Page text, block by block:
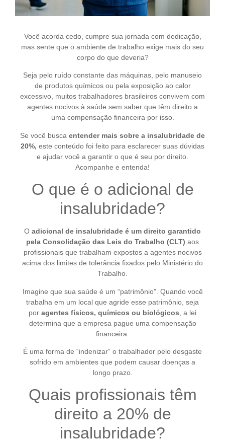
Você acorda cedo, cumpre sua jornada com dedicação,
mas sente que o ambiente de trabalho exige mais do seu
corpo do que deveria?
Seja pelo ruído constante das máquinas, pelo manuseio
de produtos químicos ou pela exposição ao calor
excessivo, muitos trabalhadores brasileiros convivem com
agentes nocivos à saúde sem saber que têm direito a
uma compensação financeira por isso.
Se você busca entender mais sobre a insalubridade de
20%, este conteúdo foi feito para esclarecer suas dúvidas
e ajudar você a garantir o que é seu por direito.
Acompanhe e entenda!
O que é o adicional de
insalubridade?
O adicional de insalubridade é um direito garantido
pela Consolidação das Leis do Trabalho (CLT) aos
profissionais que trabalham expostos a agentes nocivos
acima dos limites de tolerância fixados pelo Ministério do
Trabalho.
Imagine que sua saúde é um “patrimônio”. Quando você
trabalha em um local que agride esse patrimônio, seja
por agentes físicos, químicos ou biológicos , a lei
determina que a empresa pague uma compensação
financeira.
É uma forma de “indenizar” o trabalhador pelo desgaste
sofrido em ambientes que podem causar doenças a
longo prazo.
Quais profissionais têm
direito a 20% de
insalubridade?